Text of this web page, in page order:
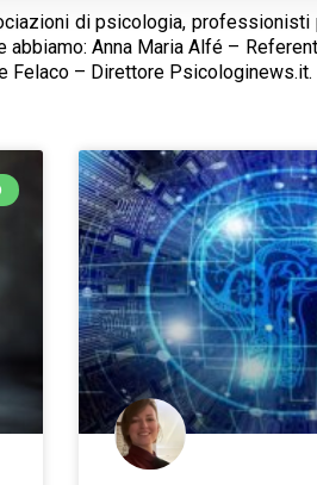
di psicologia,
abbiamo: Anna Maria Alfé –
Felaco – Direttore Psicologinews.it.